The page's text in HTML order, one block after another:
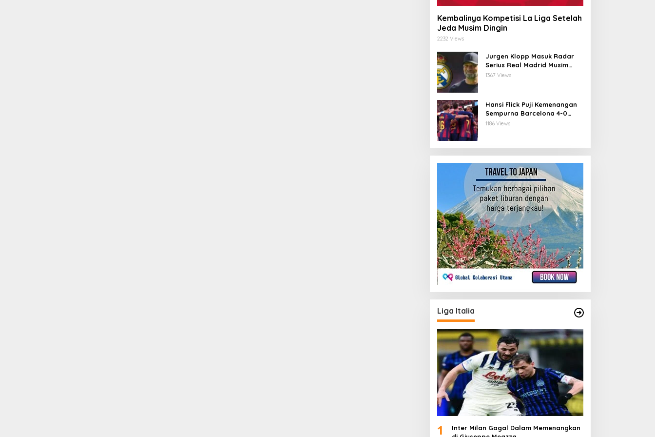
Kembalinya Kompetisi La Liga Setelah
Jeda Musim Dingin
2232 Views
Jurgen Klopp Masuk Radar
Serius Real Madrid Musim
Depan
1367 Views
Hansi Flick Puji Kemenangan
Sempurna Barcelona 4-0
atas Athletic Bilbao di
1186 Views
Liga Italia
1
Inter Milan Gagal Dalam Memenangkan